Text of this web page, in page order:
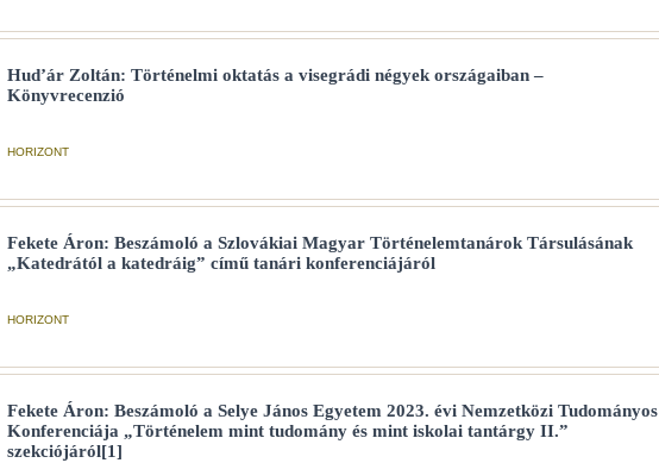
Hud’ár Zoltán: Történelmi oktatás a visegrádi négyek országaiban –
Könyvrecenzió
HORIZONT
Fekete Áron: Beszámoló a Szlovákiai Magyar Történelemtanárok Társulásának
„Katedrától a katedráig” című tanári konferenciájáról
HORIZONT
Fekete Áron: Beszámoló a Selye János Egyetem 2023. évi Nemzetközi Tudományos
Konferenciája „Történelem mint tudomány és mint iskolai tantárgy II.”
szekciójáról[1]